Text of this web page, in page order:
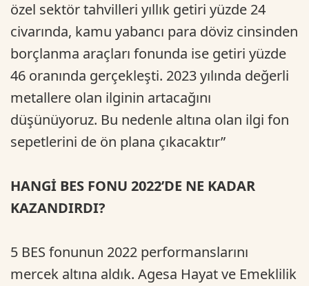
özel sektör tahvilleri yıllık getiri yüzde 24
civarında, kamu yabancı para döviz cinsinden
borçlanma araçları fonunda ise getiri yüzde
46 oranında gerçekleşti. 2023 yılında değerli
metallere olan ilginin artacağını
düşünüyoruz. Bu nedenle altına olan ilgi fon
sepetlerini de ön plana çıkacaktır”
HANGİ BES FONU 2022’DE NE KADAR
KAZANDIRDI?
5 BES fonunun 2022 performanslarını
mercek altına aldık. Agesa Hayat ve Emeklilik